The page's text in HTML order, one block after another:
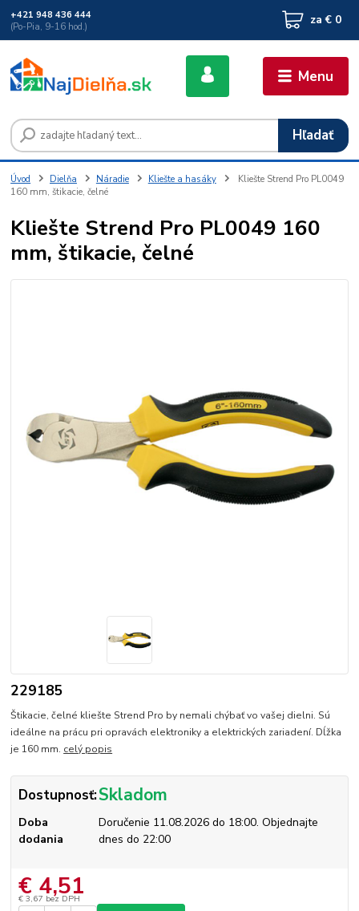
Menu
Hľadať
+421 948 436 444
(Po-Pia, 9-16 hod.)
za € 0
Úvod Dielňa Náradie Kliešte a hasáky
Kliešte Strend Pro PL0049
160 mm, štikacie, čelné
Kliešte Strend Pro PL0049 160
mm, štikacie, čelné
229185
Štikacie, čelné kliešte Strend Pro by nemali chýbať vo vašej dielni. Sú
ideálne na prácu pri opravách elektroniky a elektrických zariadení. Dĺžka
je 160 mm. celý popis
Dostupnosť:Skladom
Doba
dodania
Doručenie 11.08.2026 do 18:00. Objednajte
dnes do 22:00
€ 4,51
€ 3,67 bez DPH